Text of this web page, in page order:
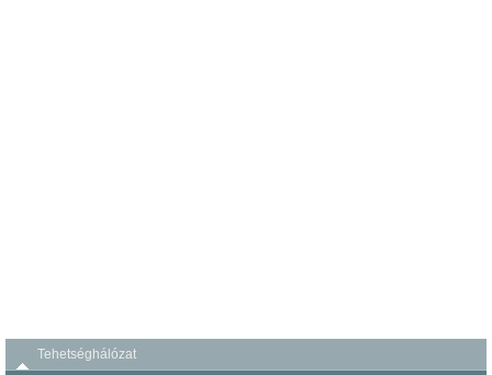
Tehetséghálózat